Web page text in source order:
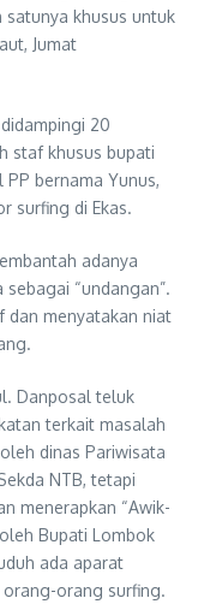
khusus untuk
Jumat
20
staf khusus bupati
bernama Yunus,
surfing di Ekas.
adanya
“undangan”.
dan menyatakan niat
Danposal teluk
terkait masalah
dinas Pariwisata
NTB, tetapi
menerapkan “Awik-
Bupati Lombok
ada aparat
orang surfing.